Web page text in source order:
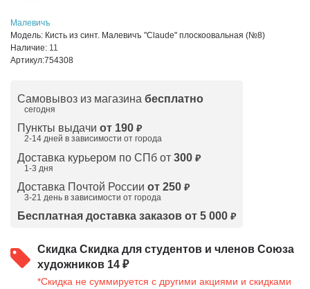
Малевичъ
Модель: Кисть из синт. Малевичъ "Claude" плоскоовальная (№8)
Наличие: 11
Артикул:754308
Самовывоз из магазина бесплатно
сегодня
Пункты выдачи от 190 ₽
2-14 дней в зависимости от города
Доставка курьером по СПб от 300 ₽
1-3 дня
Доставка Почтой России от 250 ₽
3-21 день в зависимости от города
Бесплатная доставка заказов от 5 000 ₽
Скидка Скидка для студентов и членов Союза
художников 14 ₽
*Скидка не суммируется с другими акциями и скидками